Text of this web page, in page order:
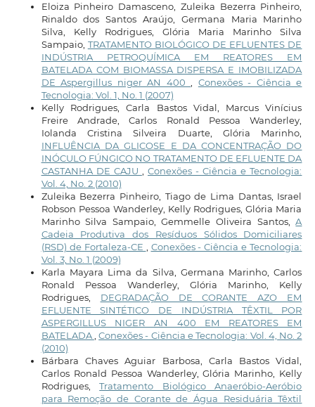
Eloiza Pinheiro Damasceno, Zuleika Bezerra Pinheiro,
Rinaldo dos Santos Araújo, Germana Maria Marinho
Silva, Kelly Rodrigues, Glória Maria Marinho Silva
Sampaio, TRATAMENTO BIOLÓGICO DE EFLUENTES DE
INDÚSTRIA PETROQUÍMICA EM REATORES EM
BATELADA COM BIOMASSA DISPERSA E IMOBILIZADA
DE Aspergillus niger AN 400
Conexões - Ciência e
Tecnologia: Vol. 1, No. 1 (2007)
Kelly Rodrigues, Carla Bastos Vidal, Marcus Vinícius
Freire Andrade, Carlos Ronald Pessoa Wanderley,
Iolanda Cristina Silveira Duarte, Glória Marinho,
INFLUÊNCIA DA GLICOSE E DA CONCENTRAÇÃO DO
INÓCULO FÚNGICO NO TRATAMENTO DE EFLUENTE DA
CASTANHA DE CAJU
Conexões - Ciência e Tecnologia:
Vol. 4, No. 2 (2010)
Zuleika Bezerra Pinheiro, Tiago de Lima Dantas, Israel
Robson Pessoa Wanderley, Kelly Rodrigues, Glória Maria
Marinho Silva Sampaio, Gemmelle Oliveira Santos,A
Cadeia Produtiva dos Resíduos Sólidos Domiciliares
(RSD) de Fortaleza-CE
Conexões - Ciência e Tecnologia:
Vol. 3, No. 1 (2009)
Karla Mayara Lima da Silva, Germana Marinho, Carlos
Ronald Pessoa Wanderley, Glória Marinho, Kelly
Rodrigues, DEGRADAÇÃO DE CORANTE AZO EM
EFLUENTE SINTÉTICO DE INDÚSTRIA TÊXTIL POR
ASPERGILLUS NIGER AN 400 EM REATORES EM
BATELADA ,Conexões - Ciência e Tecnologia: Vol. 4, No. 2
(2010)
Bárbara Chaves Aguiar Barbosa, Carla Bastos Vidal,
Carlos Ronald Pessoa Wanderley, Glória Marinho, Kelly
Rodrigues,Tratamento Biológico Anaeróbio-Aeróbio
para Remoção de Corante de Água Residuária Têxtil